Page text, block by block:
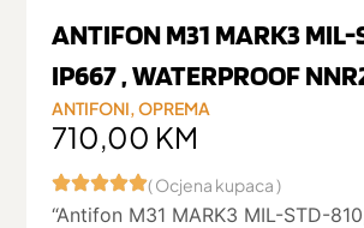
ANTIFON M31 MARK3 MIL-
IP667 , WATERPROOF
ANTIFONI OPREMA
710,00 KM
( Ocjena kupaca )
“Antifon M31 MARK3 MIL-STD-